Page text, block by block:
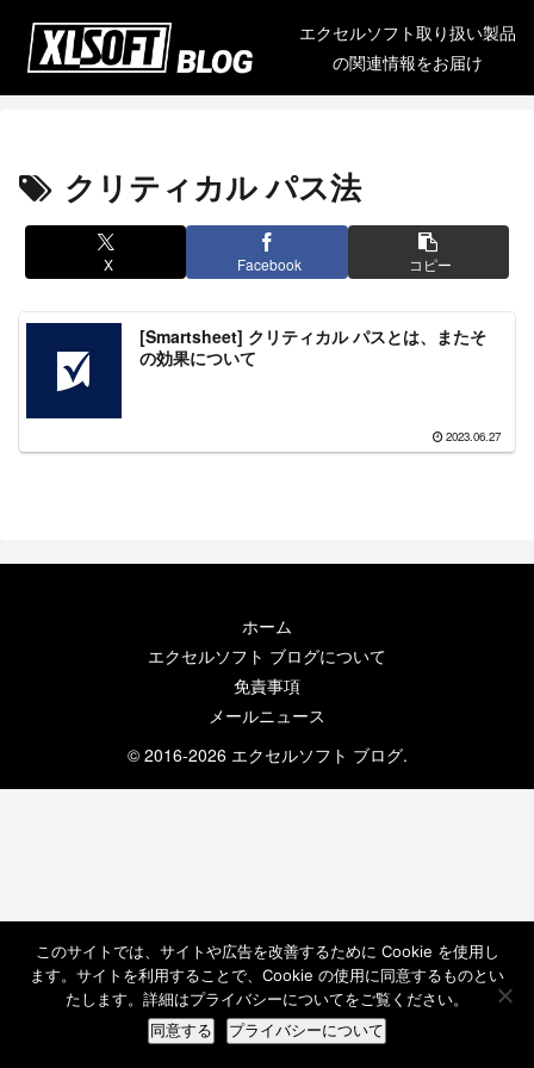
エクセルソフト取り扱い製品
の関連情報をお届け
クリティカル パス法
X Facebook コピー
[Smartsheet] クリティカル パスとは、またそ
の効果について
2023.06.27
ホーム
エクセルソフト ブログについて
免責事項
メールニュース
© 2016-2026 エクセルソフト ブログ.
このサイトでは、サイトや広告を改善するために Cookie を使用し
ます。サイトを利用することで、Cookie の使用に同意するものとい
たします。詳細はプライバシーについてをご覧ください。
同意する プライバシーについて